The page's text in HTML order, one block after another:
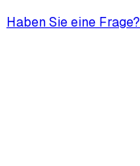
Haben Sie eine Frage?